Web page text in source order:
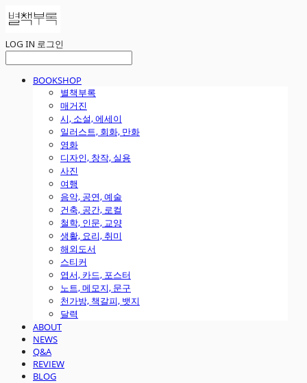
LOG IN 로그인
BOOKSHOP
별책부록
매거진
시, 소설, 에세이
일러스트, 회화, 만화
영화
디자인, 창작, 실용
사진
여행
음악, 공연, 예술
건축, 공간, 로컬
철학, 인문, 교양
생활, 요리, 취미
해외도서
스티커
엽서, 카드, 포스터
노트, 메모지, 문구
천가방, 책갈피, 뱃지
달력
ABOUT
NEWS
Q&A
REVIEW
BLOG